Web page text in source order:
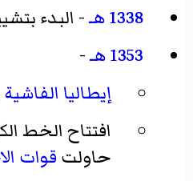
1338 هـ
- البدء
1353 هـ
-
إيطاليا الفاشية
افتتاح الخط
حاولت قوات